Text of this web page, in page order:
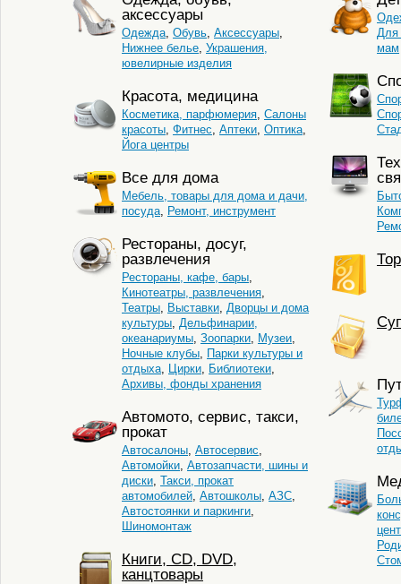
аксессуары
Одежда, Обувь, Аксессуары,
Нижнее белье, Украшения,
ювелирные изделия
Красота, медицина
Косметика, парфюмерия, Салоны
красоты, Фитнес, Аптеки, Оптика,
Йога центры
Все для дома
Мебель, товары для дома и дачи,
посуда, Ремонт, инструмент
Рестораны, досуг,
развлечения
Рестораны, кафе, бары,
Кинотеатры, развлечения,
Театры, Выставки, Дворцы и дома
культуры, Дельфинарии,
океанариумы, Зоопарки, Музеи,
Ночные клубы, Парки культуры и
отдыха, Цирки, Библиотеки,
Архивы, фонды хранения
Автомото, сервис, такси,
прокат
Автосалоны, Автосервис,
Автомойки, Автозапчасти, шины и
диски, Такси, прокат
автомобилей, Автошколы, АЗС,
Автостоянки и паркинги,
Шиномонтаж
Книги, CD, DVD,
канцтовары
Для
мам